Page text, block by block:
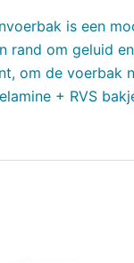
is een
rand om geluid
om de voerbak
+ RVS